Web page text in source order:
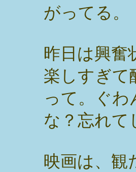
がってる。
昨日は興奮
楽しすぎて
って。ぐ
な？忘れて
映画は、観